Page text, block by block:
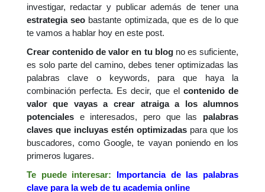
investigar, redactar y publicar además de tener una
estrategia seo bastante optimizada, que es de lo que
te vamos a hablar hoy en este post.
Crear contenido de valor en tu blogno es suficiente,
es solo parte del camino, debes tener optimizadas las
palabras clave o keywords, para que haya la
combinación perfecta. Es decir, que elcontenido de
valor que vayas a crear atraiga a los alumnos
potencialese interesados, pero que las palabras
claves que incluyas estén optimizadas para que los
buscadores, como Google, te vayan poniendo en los
primeros lugares.
Te puede interesar: Importancia de las palabras
clave para la web de tu academia online